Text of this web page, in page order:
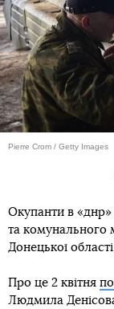
Pierre Crom / Getty Images
Окупанти в
та комунального
Донецької
Про це 2 квітня
Людмила